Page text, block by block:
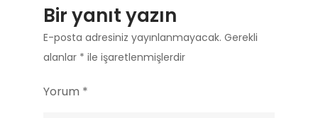
Bir yanıt yazın
E-posta adresiniz yayınlanmayacak. Gerekli
alanlar * ile işaretlenmişlerdir
Yorum *